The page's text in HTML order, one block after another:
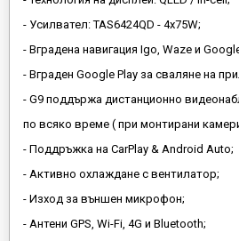
- Усилвател: TAS6424QD - 4x75W;
- Вградена навигация Igo, Waze и
- Вграден Google Play за сваляне на
- G9 поддържа дистанционно
по всяко време ( при монтирани
- Поддръжка на CarPlay & Android Auto;
- Активно охлаждане с вентилатор;
- Изход за външен микрофон;
- Антени GPS, Wi-Fi, 4G и Bluetooth;